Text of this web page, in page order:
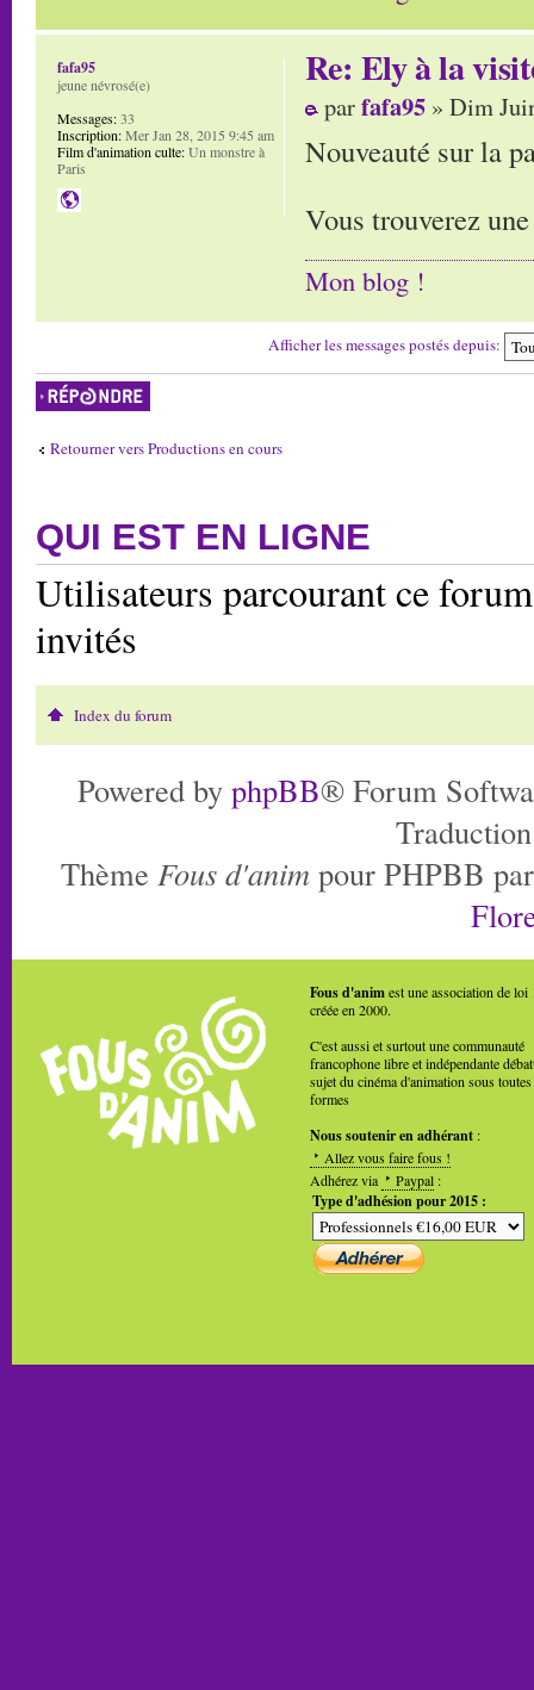
Re: Ely à la
parfafa95 » Dim
Nouveauté sur la
Vous trouverez
Mon blog !
fafa95
jeune névrosé(e)
Messages:33
Inscription:Mer Jan 28, 2015 9:45 am
Film d'animation culte:Un monstre à
Paris
Afficher les messages postés depuis:
Répondre
Retourner vers Productions en cours
QUI EST EN LIGNE
Utilisateurs parcourant ce
invités
Index du forum
Powered by phpBB® Forum
Thème Fous d'anim pour PHPBB
Fous d'animest une association de loi
créée en 2000.
C'est aussi et surtout une communauté
francophone libre et indépendante
sujet du cinéma d'animation sous toutes
formes
Nous soutenir en adhérant :
Allez vous faire fous !
Adhérez via
Paypal :
Type d'adhésion pour 2015 :